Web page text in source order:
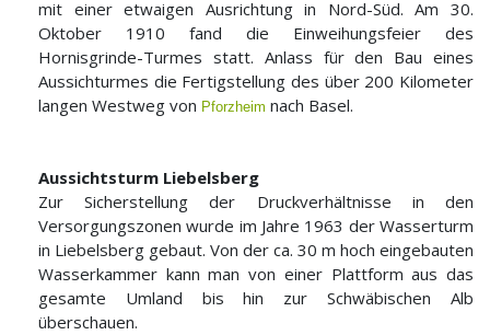
mit einer etwaigen Ausrichtung in Nord-Süd. Am 30.
Oktober 1910 fand die Einweihungsfeier des
Hornisgrinde-Turmes statt. Anlass für den Bau eines
Aussichturmes die Fertigstellung des über 200 Kilometer
langen Westweg von Pforzheim nach Basel.
Aussichtsturm Liebelsberg
Zur Sicherstellung der Druckverhältnisse in den
Versorgungszonen wurde im Jahre 1963 der Wasserturm
in Liebelsberg gebaut. Von der ca. 30 m hoch eingebauten
Wasserkammer kann man von einer Plattform aus das
gesamte Umland bis hin zur Schwäbischen Alb
überschauen.